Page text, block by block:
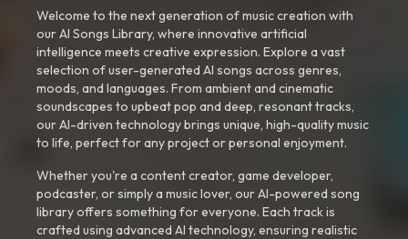
Welcome to the next generation of music creation with
our AI Songs Library, where innovative artificial
intelligence meets creative expression. Explore a vast
selection of user-generated AI songs across genres,
moods, and languages. From ambient and cinematic
soundscapes to upbeat pop and deep, resonant tracks,
our AI-driven technology brings unique, high-quality music
to life, perfect for any project or personal enjoyment.
Whether you're a content creator, game developer,
podcaster, or simply a music lover, our AI-powered song
library offers something for everyone. Each track is
crafted using advanced AI technology, ensuring realistic